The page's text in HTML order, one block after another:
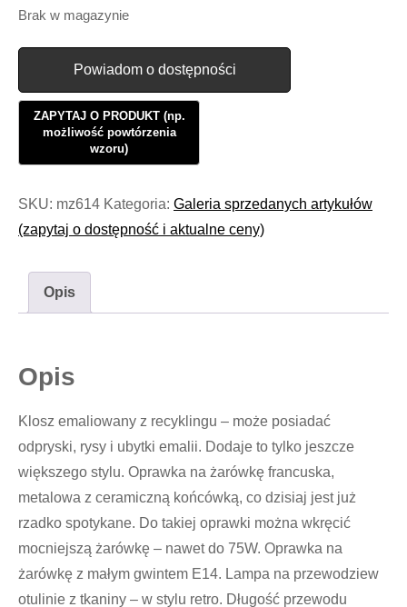
Brak w magazynie
Powiadom o dostępności
SKU: mz614 Kategoria: Galeria sprzedanych artykułów
(zapytaj o dostępność i aktualne ceny)
Opis
Opis
Klosz emaliowany z recyklingu – może posiadać
odpryski, rysy i ubytki emalii. Dodaje to tylko jeszcze
większego stylu. Oprawka na żarówkę francuska,
metalowa z ceramiczną końcówką, co dzisiaj jest już
rzadko spotykane. Do takiej oprawki można wkręcić
mocniejszą żarówkę – nawet do 75W. Oprawka na
żarówkę z małym gwintem E14. Lampa na przewodziew
otulinie z tkaniny – w stylu retro. Długość przewodu